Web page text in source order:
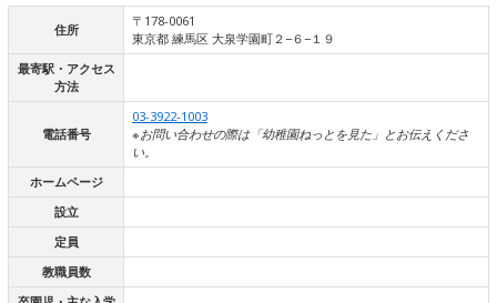
住所
〒178-0061
東京都 練馬区 大泉学園町２−６−１９
最寄駅・アクセス
方法
電話番号
03-3922-1003
※お問い合わせの際は「幼稚園ねっとを見た」とお伝えくださ
い。
ホームページ
設立
定員
教職員数